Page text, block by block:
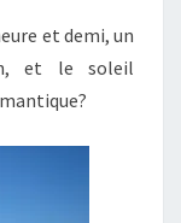
et demi, un
et le soleil